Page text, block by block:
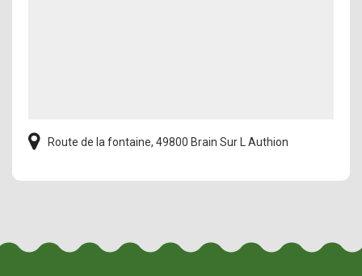
Route de la fontaine, 49800 Brain Sur L Authion